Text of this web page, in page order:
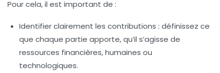
Pour cela, il est important de :
Identifier clairement les contributions : définissez ce
que chaque partie apporte, qu’il s’agisse de
ressources financières, humaines ou
technologiques.